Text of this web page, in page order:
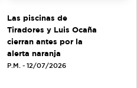
Las piscinas de
Tiradores y Luis Ocaña
cierran antes por la
alerta naranja
P.M. - 12/07/2026